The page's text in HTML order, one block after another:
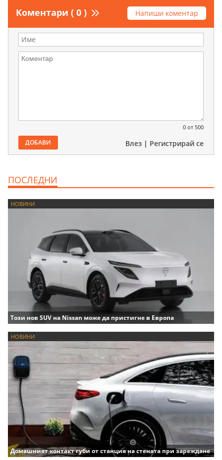
Коментари ( 0 ) Напиши коментар
0 от 500
ДОБАВИ Влез | Регистрирай се
ПОСЛЕДНИ
НОВИНИ
Този нов SUV на Nissan може да пристигне в Европа
НОВИНИ
Домашният контакт губи от станция на стената при зареждане